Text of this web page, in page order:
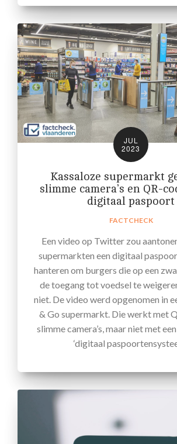
JUL
2023
Kassaloze supermarkt
slimme camera’s en QR-
digitaal paspoort
FACTCHECK
Een video op Twitter zou
supermarkten een digitaal
hanteren om burgers die op een
de toegang tot voedsel te
niet. De video werd opgenomen in
& Go supermarkt. Die werkt met
slimme camera’s, maar niet met
‘digitaal